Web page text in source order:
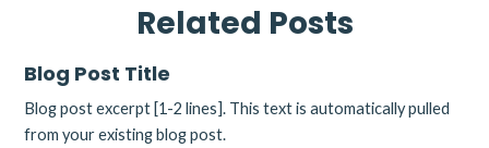
Related Posts
Blog Post Title
Blog post excerpt [1-2 lines]. This text is automatically pulled
from your existing blog post.